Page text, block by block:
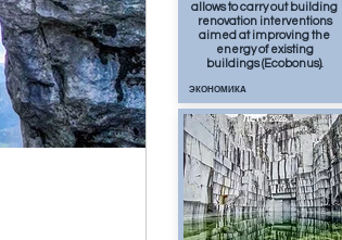
allows to carry out building
renovation interventions
aimed at improving the
energy of existing
buildings (Ecobonus).
ЭКОНОМИКА
ЛЕТО 2026